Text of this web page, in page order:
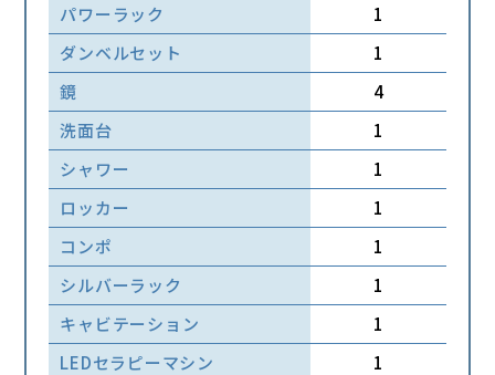
パワーラック
1
ダンベルセット
1
鏡
4
洗面台
1
シャワー
1
ロッカー
1
コンポ
1
シルバーラック
1
キャビテーション
1
LEDセラピーマシン
1